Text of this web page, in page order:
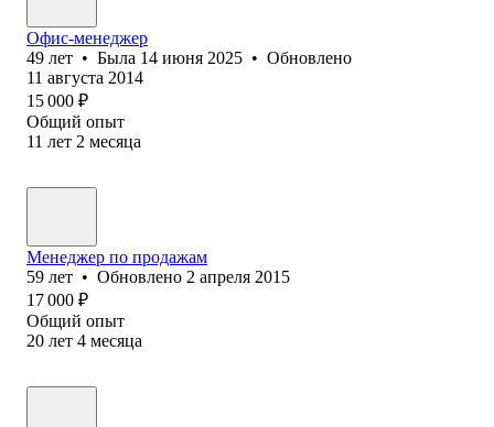
Офис-менеджер
49 лет • Была 14 июня 2025 • Обновлено
11 августа 2014
15 000 ₽
Общий опыт
11 лет 2 месяца
Менеджер по продажам
59 лет • Обновлено 2 апреля 2015
17 000 ₽
Общий опыт
20 лет 4 месяца